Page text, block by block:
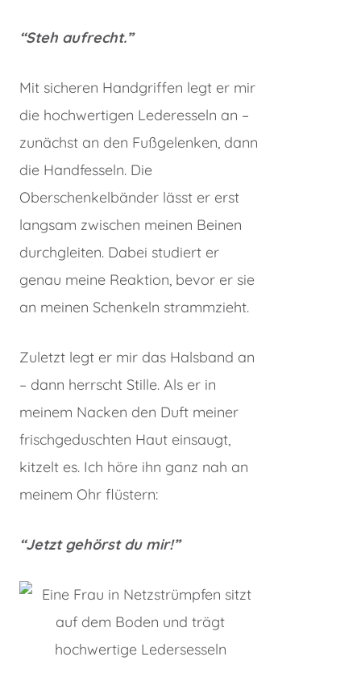
“Steh aufrecht.”
Mit sicheren Handgriffen legt er mir
die hochwertigen Lederesseln an –
zunächst an den Fußgelenken, dann
die Handfesseln. Die
Oberschenkelbänder lässt er erst
langsam zwischen meinen Beinen
durchgleiten. Dabei studiert er
genau meine Reaktion, bevor er sie
an meinen Schenkeln strammzieht.
Zuletzt legt er mir das Halsband an
– dann herrscht Stille. Als er in
meinem Nacken den Duft meiner
frischgeduschten Haut einsaugt,
kitzelt es. Ich höre ihn ganz nah an
meinem Ohr flüstern:
“Jetzt gehörst du mir!”